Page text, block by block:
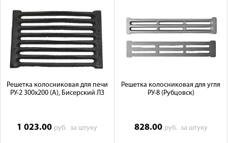
Решетка колосниковая для печи
РУ-2 300х200 (А), Бисерский ЛЗ
1 023.00 руб.за штуку
Решетка колосниковая для угля
РУ-8 (Рубцовск)
828.00 руб. за штуку